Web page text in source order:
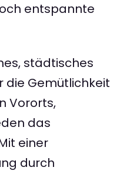
entspannte
städtisches
die Gemütlichkeit
Vororts,
das
einer
durch